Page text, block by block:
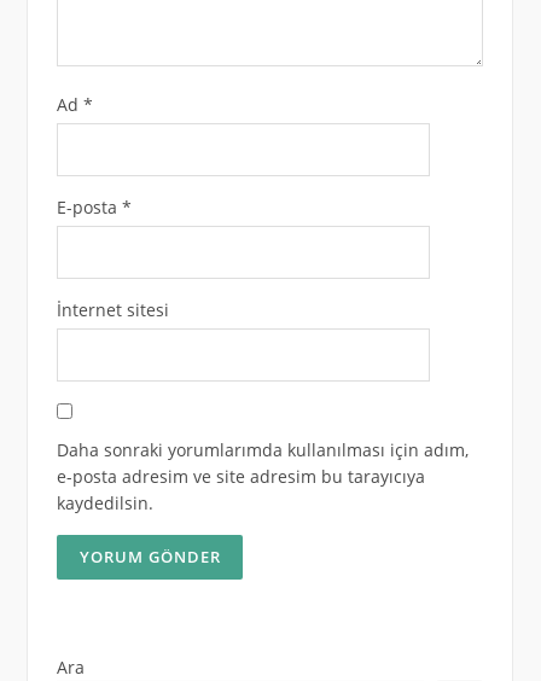
Ad *
E-posta *
İnternet sitesi
Daha sonraki yorumlarımda kullanılması için adım,
e-posta adresim ve site adresim bu tarayıcıya
kaydedilsin.
Ara